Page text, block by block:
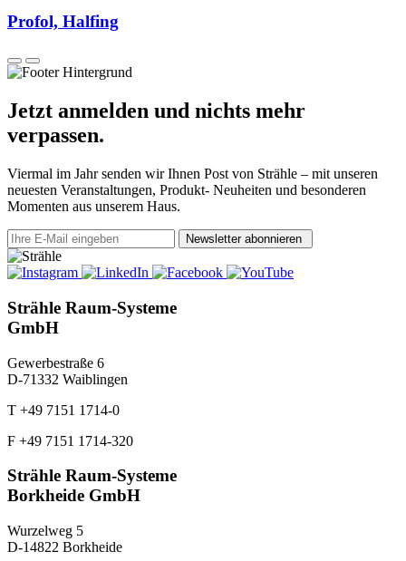
Profol, Halfing
Jetzt anmelden und nichts mehr
verpassen.
Viermal im Jahr senden wir Ihnen Post von Strähle – mit unseren
neuesten Veranstaltungen, Produkt- Neuheiten und besonderen
Momenten aus unserem Haus.
Newsletter abonnieren
Strähle Raum-Systeme
GmbH
Gewerbestraße 6
D-71332 Waiblingen
T +49 7151 1714-0
F +49 7151 1714-320
Strähle Raum-Systeme
Borkheide GmbH
Wurzelweg 5
D-14822 Borkheide